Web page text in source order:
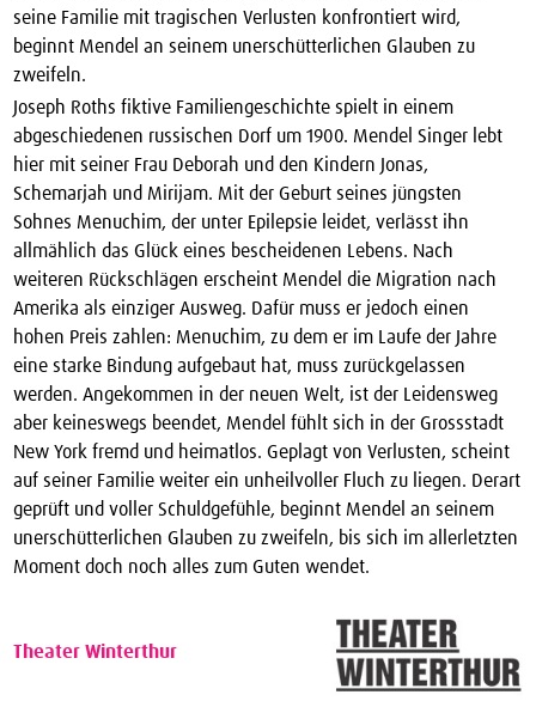
Über uns
Kontakt
Archiv
seine Familie mit tragischen Verlusten konfrontiert wird,
beginnt Mendel an seinem unerschütterlichen Glauben zu
zweifeln.
Joseph Roths fiktive Familiengeschichte spielt in einem
abgeschiedenen russischen Dorf um 1900. Mendel Singer lebt
hier mit seiner Frau Deborah und den Kindern Jonas,
Schemarjah und Mirijam. Mit der Geburt seines jüngsten
Sohnes Menuchim, der unter Epilepsie leidet, verlässt ihn
allmählich das Glück eines bescheidenen Lebens. Nach
weiteren Rückschlägen erscheint Mendel die Migration nach
Amerika als einziger Ausweg. Dafür muss er jedoch einen
hohen Preis zahlen: Menuchim, zu dem er im Laufe der Jahre
eine starke Bindung aufgebaut hat, muss zurückgelassen
werden. Angekommen in der neuen Welt, ist der Leidensweg
aber keineswegs beendet, Mendel fühlt sich in der Grossstadt
New York fremd und heimatlos. Geplagt von Verlusten, scheint
auf seiner Familie weiter ein unheilvoller Fluch zu liegen. Derart
geprüft und voller Schuldgefühle, beginnt Mendel an seinem
unerschütterlichen Glauben zu zweifeln, bis sich im allerletzten
Moment doch noch alles zum Guten wendet.
Theater Winterthur